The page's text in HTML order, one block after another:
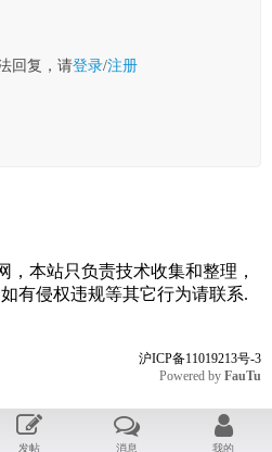
发帖 消息 我的
回复，请登录/注册
，本站只负责技术收集和整理，
有侵权违规等其它行为请联系.
沪ICP备11019213号-3
Powered by FauTu